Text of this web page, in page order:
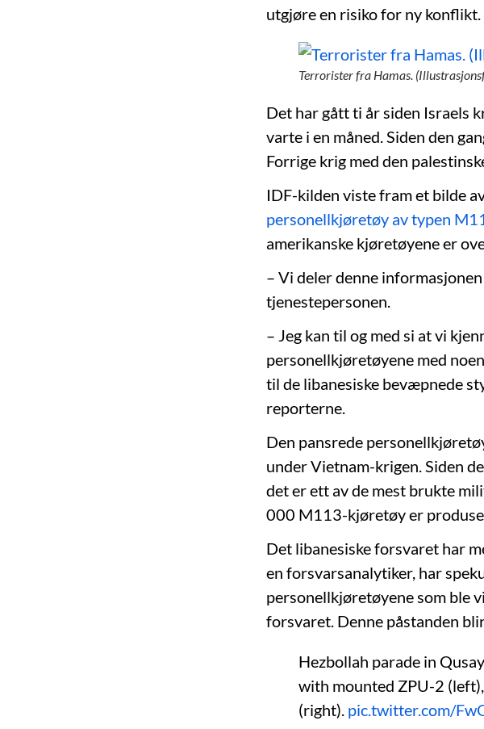
utgjøre en risiko for ny konflikt.
Terrorister fra Hamas.
Det har gått ti år siden Israels
varte i en måned. Siden den
Forrige krig med den
IDF-kilden viste fram et bilde
personellkjøretøy av typen
amerikanske kjøretøyene er
– Vi deler denne
tjenestepersonen.
– Jeg kan til og med si at vi
personellkjøretøyene med
til de libanesiske bevæpnede
reporterne.
Den pansrede
under Vietnam-krigen. Siden
det er ett av de mest brukte
000 M113-kjøretøy er
Det libanesiske forsvaret har
en forsvarsanalytiker, har
personellkjøretøyene som ble
forsvaret. Denne påstanden
Hezbollah parade in
with mounted ZPU-2
(right). pic.twitter.com/